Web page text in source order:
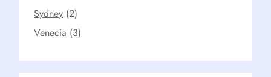
Sydney (2)
Venecia (3)